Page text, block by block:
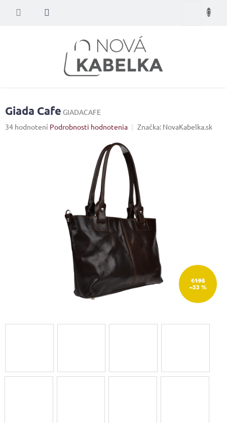
Nákupný
Giada Cafe GIADACAFE
Priemerné
34 hodnotení Podrobnosti hodnotenia Značka: NovaKabelka.sk
€195
–33 %